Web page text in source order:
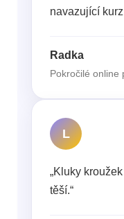
navazující
Radka
Pokročilé online
L
„Kluky
těší.“